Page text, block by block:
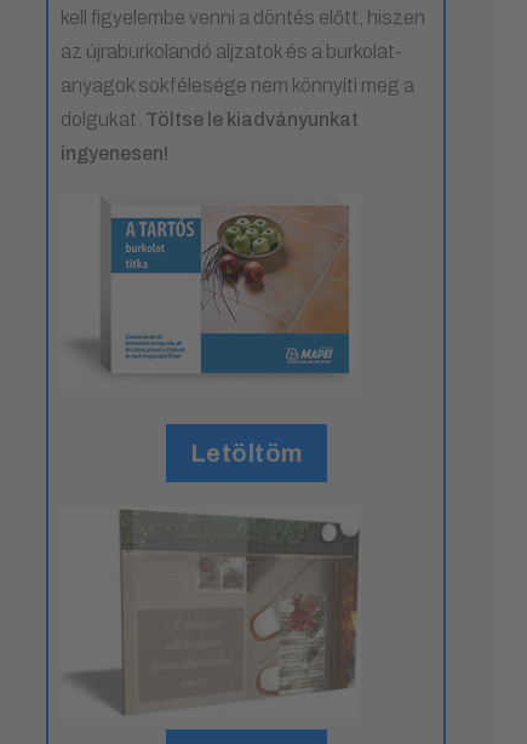
kell figyelembe venni a döntés előtt, hiszen
az újraburkolandó aljzatok és a burkolat-
anyagok sokfélesége nem könnyíti meg a
dolgukat. Töltse le kiadványunkat
ingyenesen!
Letöltöm